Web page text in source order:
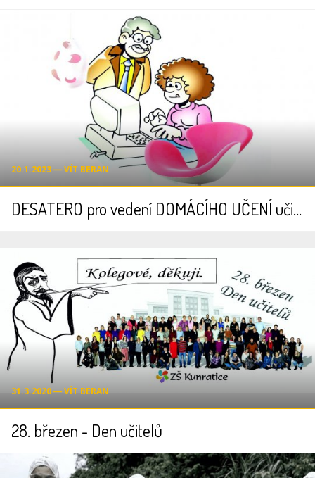
20.1.2023 ― VÍT BERAN
DESATERO pro vedení DOMÁCÍHO UČENÍ učiteli
31.3.2020 ― VÍT BERAN
28. březen - Den učitelů